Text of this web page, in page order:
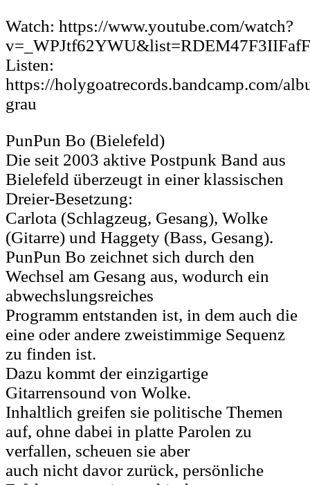
Watch: https://www.youtube.com/watch?
Listen:
https://holygoatrecords.bandcamp.com/
grau
PunPun Bo (Bielefeld)
Die seit 2003 aktive Postpunk Band aus
Bielefeld überzeugt in einer klassischen
Dreier-Besetzung:
Carlota (Schlagzeug, Gesang), Wolke
(Gitarre) und Haggety (Bass, Gesang).
PunPun Bo zeichnet sich durch den
Wechsel am Gesang aus, wodurch ein
abwechslungsreiches
Programm entstanden ist, in dem auch die
eine oder andere zweistimmige Sequenz
zu finden ist.
Dazu kommt der einzigartige
Gitarrensound von Wolke.
Inhaltlich greifen sie politische Themen
auf, ohne dabei in platte Parolen zu
verfallen, scheuen sie aber
auch nicht davor zurück, persönliche